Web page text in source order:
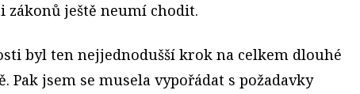
zákonů ještě neumí chodit.
byl ten nejjednodušší krok na celkem dlouhé
Pak jsem se musela vypořádat s požadavky